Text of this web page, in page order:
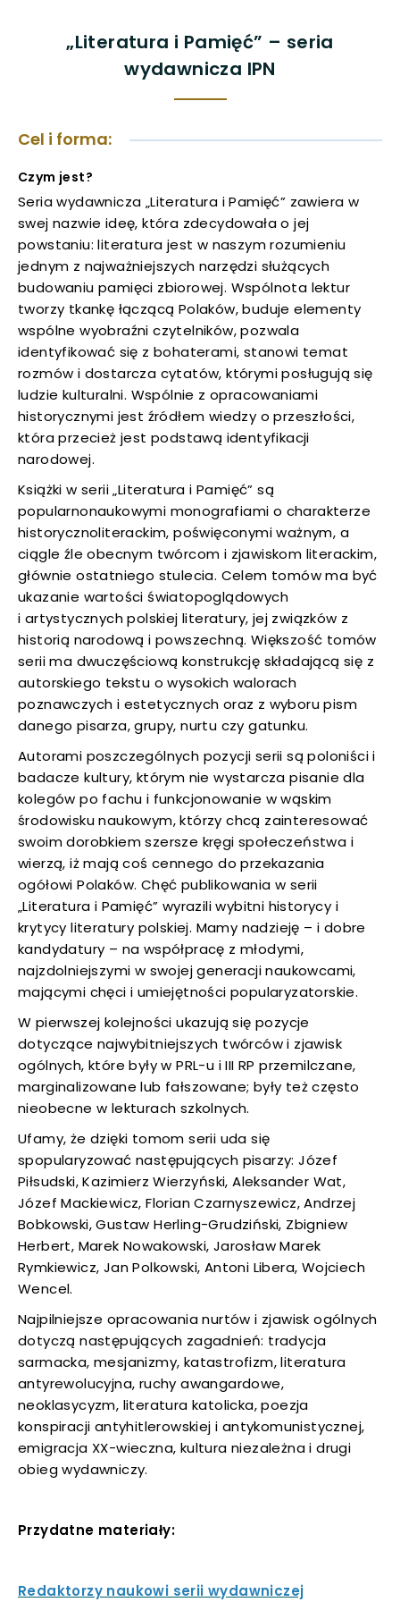
uwaga, link otwiera się w nowej karcie
uwaga, link otwiera się w nowej karcie
uwaga, link otwiera się w nowej karcie
uwaga, link otwiera się w nowej karcie
uwaga, link otwiera się w nowej karcie
uwaga, link otwiera się w nowej karcie
uwaga, link otwiera się w nowej karcie
uwaga, link otwiera się w nowej karcie
uwaga, link otwiera się w nowej karcie
uwaga, link otwiera się w nowej karcie
uwaga, link otwiera się w nowej karcie
uwaga, link otwiera się w nowej karcie
uwaga, link otwiera się w nowej karcie
uwaga, link otwiera się w nowej karcie
uwaga, link otwiera się w nowej karcie
uwaga, link otwiera się w nowej karcie
uwaga, link otwiera się w nowej karcie
„Literatura i Pamięć” – seria
wydawnicza IPN
Cel i forma:
Czym jest?
Seria wydawnicza „Literatura i Pamięć” zawiera w
swej nazwie ideę, która zdecydowała o jej
powstaniu: literatura jest w naszym rozumieniu
jednym z najważniejszych narzędzi służących
budowaniu pamięci zbiorowej. Wspólnota lektur
tworzy tkankę łączącą Polaków, buduje elementy
wspólne wyobraźni czytelników, pozwala
identyfikować się z bohaterami, stanowi temat
rozmów i dostarcza cytatów, którymi posługują się
ludzie kulturalni. Wspólnie z opracowaniami
historycznymi jest źródłem wiedzy o przeszłości,
która przecież jest podstawą identyfikacji
narodowej.
Książki w serii „Literatura i Pamięć” są
popularnonaukowymi monografiami o charakterze
historycznoliterackim, poświęconymi ważnym, a
ciągle źle obecnym twórcom i zjawiskom literackim,
głównie ostatniego stulecia. Celem tomów ma być
ukazanie wartości światopoglądowych
i artystycznych polskiej literatury, jej związków z
historią narodową i powszechną. Większość tomów
serii ma dwuczęściową konstrukcję składającą się z
autorskiego tekstu o wysokich walorach
poznawczych i estetycznych oraz z wyboru pism
danego pisarza, grupy, nurtu czy gatunku.
Autorami poszczególnych pozycji serii są poloniści i
badacze kultury, którym nie wystarcza pisanie dla
kolegów po fachu i funkcjonowanie w wąskim
środowisku naukowym, którzy chcą zainteresować
swoim dorobkiem szersze kręgi społeczeństwa i
wierzą, iż mają coś cennego do przekazania
ogółowi Polaków. Chęć publikowania w serii
„Literatura i Pamięć” wyrazili wybitni historycy i
krytycy literatury polskiej. Mamy nadzieję – i dobre
kandydatury – na współpracę z młodymi,
najzdolniejszymi w swojej generacji naukowcami,
mającymi chęci i umiejętności popularyzatorskie.
W pierwszej kolejności ukazują się pozycje
dotyczące najwybitniejszych twórców i zjawisk
ogólnych, które były w PRL-u i III RP przemilczane,
marginalizowane lub fałszowane; były też często
nieobecne w lekturach szkolnych.
Ufamy, że dzięki tomom serii uda się
spopularyzować następujących pisarzy: Józef
Piłsudski, Kazimierz Wierzyński, Aleksander Wat,
Józef Mackiewicz, Florian Czarnyszewicz, Andrzej
Bobkowski, Gustaw Herling-Grudziński, Zbigniew
Herbert, Marek Nowakowski, Jarosław Marek
Rymkiewicz, Jan Polkowski, Antoni Libera, Wojciech
Wencel.
Najpilniejsze opracowania nurtów i zjawisk ogólnych
dotyczą następujących zagadnień: tradycja
sarmacka, mesjanizmy, katastrofizm, literatura
antyrewolucyjna, ruchy awangardowe,
neoklasycyzm, literatura katolicka, poezja
konspiracji antyhitlerowskiej i antykomunistycznej,
emigracja XX-wieczna, kultura niezależna i drugi
obieg wydawniczy.
Przydatne materiały:
Redaktorzy naukowi serii wydawniczej